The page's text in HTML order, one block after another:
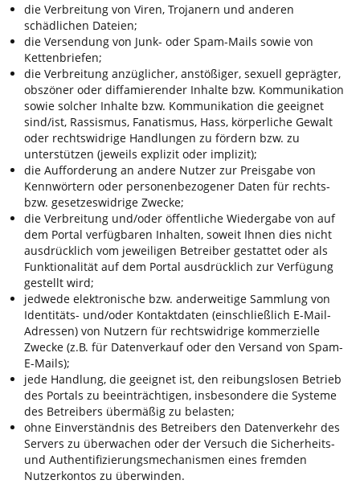
die Verbreitung von Viren, Trojanern und anderen
schädlichen Dateien;
die Versendung von Junk- oder Spam-Mails sowie von
Kettenbriefen;
die Verbreitung anzüglicher, anstößiger, sexuell geprägter,
obszöner oder diffamierender Inhalte bzw. Kommunikation
sowie solcher Inhalte bzw. Kommunikation die geeignet
sind/ist, Rassismus, Fanatismus, Hass, körperliche Gewalt
oder rechtswidrige Handlungen zu fördern bzw. zu
unterstützen (jeweils explizit oder implizit);
die Aufforderung an andere Nutzer zur Preisgabe von
Kennwörtern oder personenbezogener Daten für rechts-
bzw. gesetzeswidrige Zwecke;
die Verbreitung und/oder öffentliche Wiedergabe von auf
dem Portal verfügbaren Inhalten, soweit Ihnen dies nicht
ausdrücklich vom jeweiligen Betreiber gestattet oder als
Funktionalität auf dem Portal ausdrücklich zur Verfügung
gestellt wird;
jedwede elektronische bzw. anderweitige Sammlung von
Identitäts- und/oder Kontaktdaten (einschließlich E-Mail-
Adressen) von Nutzern für rechtswidrige kommerzielle
Zwecke (z.B. für Datenverkauf oder den Versand von Spam-
E-Mails);
jede Handlung, die geeignet ist, den reibungslosen Betrieb
des Portals zu beeinträchtigen, insbesondere die Systeme
des Betreibers übermäßig zu belasten;
ohne Einverständnis des Betreibers den Datenverkehr des
Servers zu überwachen oder der Versuch die Sicherheits-
und Authentifizierungsmechanismen eines fremden
Nutzerkontos zu überwinden.